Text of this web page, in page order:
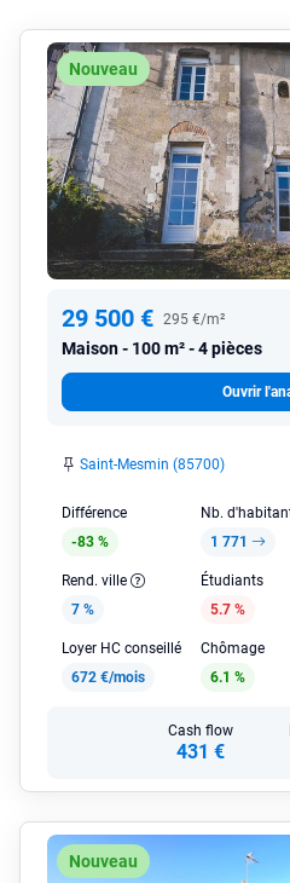
Nouveau
29 500 € 295 €/m²
Maison 100 m² - 4 pièces
Ouvrir
Saint-Mesmin (85700)
Différence
-83 %
Nb.
1 771
Rend. ville
7 %
Étudiants
5.7 %
Loyer HC conseillé
672 €/mois
Chômage
6.1 %
Cash flow
431 €
Nouveau